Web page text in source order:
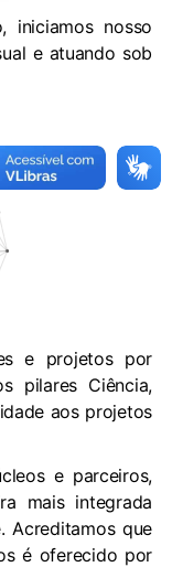
iniciamos nosso
e atuando sob
e projetos por
pilares Ciência,
aos projetos
e parceiros,
mais integrada
Acreditamos que
é oferecido por